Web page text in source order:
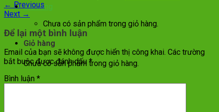
Giỏ hàng
Chưa có sản phẩm trong giỏ hàng.
Giỏ hàng
Chưa có sản phẩm trong giỏ hàng.
← Previous
Next →
Để lại một bình luận
Email của bạn sẽ không được hiển thị công khai. Các trường
bắt buộc được đánh dấu *
Bình luận *